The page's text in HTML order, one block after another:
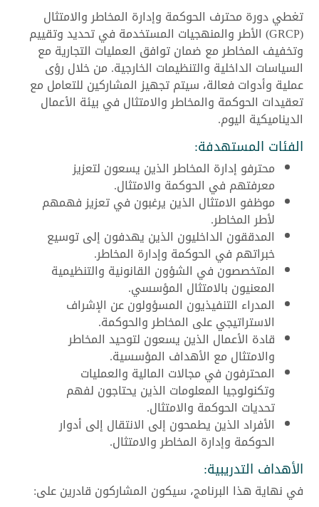
تغطي دورة محترف الحوكمة وإدارة المخاطر والامتثال
(GRCP) الأطر والمنهجيات المستخدمة في تحديد وتقييم
وتخفيف المخاطر مع ضمان توافق العمليات التجارية مع
السياسات الداخلية والتنظيمات الخارجية. من خلال رؤى
عملية وأدوات فعالة، سيتم تجهيز المشاركين للتعامل مع
تعقيدات الحوكمة والمخاطر والامتثال في بيئة الأعمال
الديناميكية اليوم.
الفئات المستهدفة:
محترفو إدارة المخاطر الذين يسعون لتعزيز
معرفتهم في الحوكمة والامتثال.
موظفو الامتثال الذين يرغبون في تعزيز فهمهم
لأطر المخاطر.
المدققون الداخليون الذين يهدفون إلى توسيع
خبراتهم في الحوكمة وإدارة المخاطر.
المتخصصون في الشؤون القانونية والتنظيمية
المعنيون بالامتثال المؤسسي.
المدراء التنفيذيون المسؤولون عن الإشراف
الاستراتيجي على المخاطر والحوكمة.
قادة الأعمال الذين يسعون لتوحيد المخاطر
والامتثال مع الأهداف المؤسسية.
المحترفون في مجالات المالية والعمليات
وتكنولوجيا المعلومات الذين يحتاجون لفهم
تحديات الحوكمة والامتثال.
الأفراد الذين يطمحون إلى الانتقال إلى أدوار
الحوكمة وإدارة المخاطر والامتثال.
الأهداف التدريبية:
في نهاية هذا البرنامج، سيكون المشاركون قادرين على: